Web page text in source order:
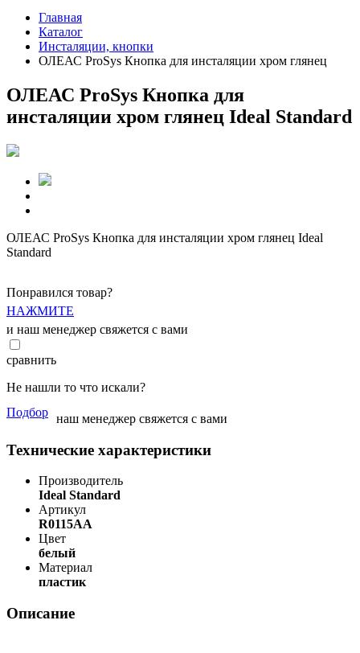
Главная
Каталог
Инсталяции, кнопки
ОЛЕАС ProSys Кнопка для инсталяции хром глянец
ОЛЕАС ProSys Кнопка для
инсталяции хром глянец Ideal Standard
ОЛЕАС ProSys Кнопка для инсталяции хром глянец Ideal
Standard
Понравился товар?
НАЖМИТЕ
и наш менеджер свяжется с вами
сравнить
Не нашли то что искали?
Подбор наш менеджер свяжется с вами
Технические характеристики
Производитель
Ideal Standard
Артикул
R0115AA
Цвет
белый
Материал
пластик
Описание